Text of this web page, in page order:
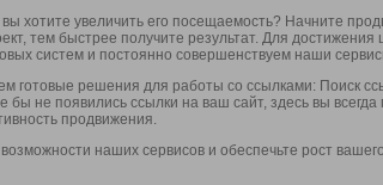
вы хотите увеличить его посещаемость? Начните
тем быстрее получите результат. Для
систем и постоянно совершенствуем наши
готовые решения для работы со ссылками: Поиск
бы не появились ссылки на ваш сайт, здесь вы
продвижения.
наших сервисов и обеспечьте рост